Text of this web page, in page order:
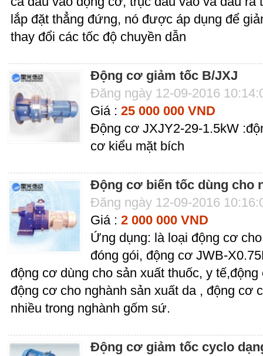
lắp đặt thẳng đứng, nó được áp dụng để
thay đổi các tốc độ chuyền dẫn
Động cơ giảm tốc B/JXJ
Đăng ngày 12-09-2016
Giá : 25 000 000 VND
Động cơ JXJY2-29-1.5kW
cơ kiểu mặt bích
Động cơ biến tốc dùng cho
Đăng ngày 12-09-2016
Giá : 2 000 000 VND
Ứng dụng: là loại động cơ
đóng gói, động cơ JWB-
động cơ dùng cho sản xuất thuốc, y
động cơ cho nghành sản xuất da , động cơ
nhiều trong nghành gốm sứ.
Động cơ giảm tốc cyclo